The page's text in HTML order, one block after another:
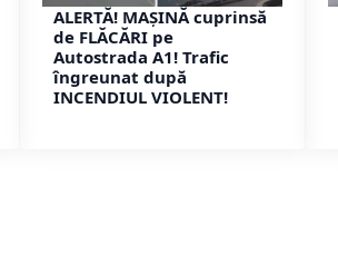
ALERTĂ! MAȘINĂ cuprinsă
de FLĂCĂRI pe
Autostrada A1! Trafic
îngreunat după
INCENDIUL VIOLENT!